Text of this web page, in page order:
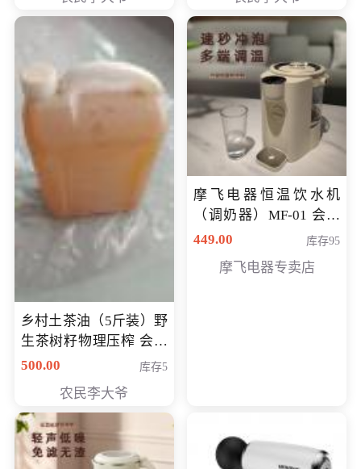
乡村土茶油（5斤装）野
生茶树籽物理压榨 会员
专享价400元
500.00 库存5
农民李大爷
摩飞电器恒温饮水机
（调奶器）MF-01 会员
专享价366元
449.00 库存95
摩飞电器专卖店